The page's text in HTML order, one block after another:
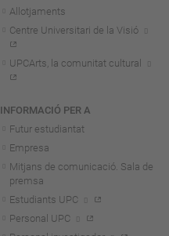
Allotjaments
Centre Universitari de la Visió
UPCArts, la comunitat cultural
INFORMACIÓ PER A
Futur estudiantat
Empresa
Mitjans de comunicació. Sala de
premsa
Estudiants UPC
Personal UPC